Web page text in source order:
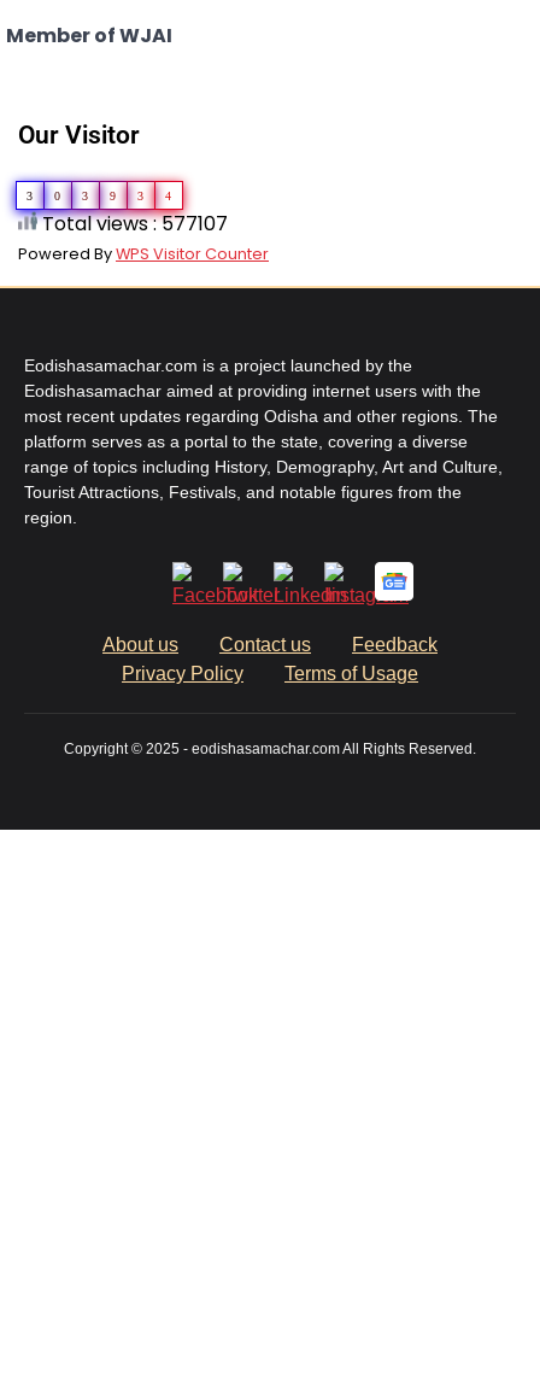
Member of WJAI
Our Visitor
3 0 3 9 3 4
Total views : 577107
Powered ByWPS Visitor Counter
Eodishasamachar.com is a project launched by the
Eodishasamachar aimed at providing internet users with the
most recent updates regarding Odisha and other regions. The
platform serves as a portal to the state, covering a diverse
range of topics including History, Demography, Art and Culture,
Tourist Attractions, Festivals, and notable figures from the
region.
About us Contact us
Feedback
Privacy Policy
Terms of Usage
Copyright © 2025 - eodishasamachar.com All Rights Reserved.